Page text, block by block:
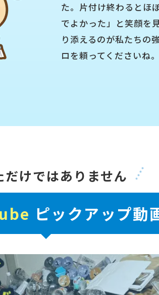
た。片付け終わるとほ
でよかった」と笑顔を
り添えるのが私たちの
ロを頼ってくださいね
だけではありません
ピックアップ動